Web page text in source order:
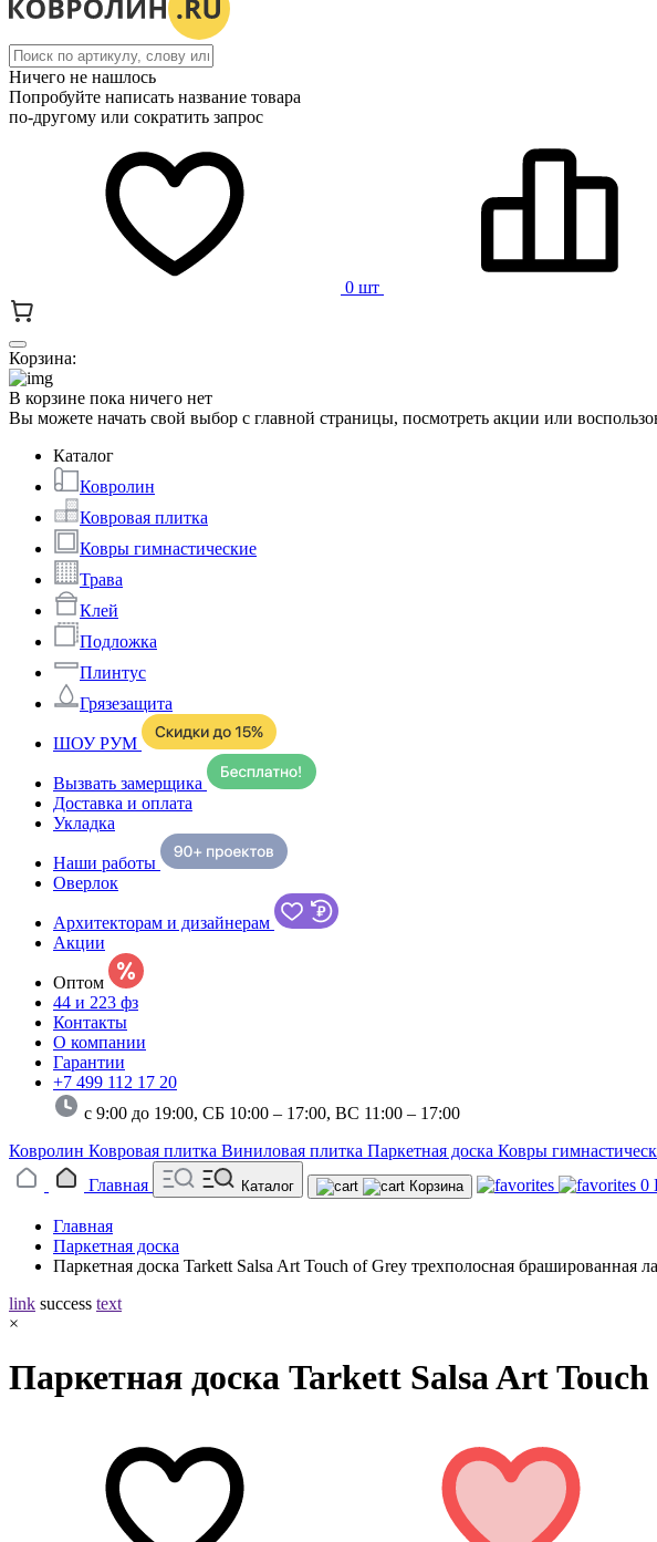
Ничего не нашлось
Попробуйте написать название товара
по-другому или сократить запрос
0 шт
Корзина:
В корзине пока ничего нет
Вы можете начать свой выбор с главной страницы, посмотреть акции или
Каталог
Ковролин
Ковровая плитка
Ковры гимнастические
Трава
Клей
Подложка
Плинтус
Грязезащита
ШОУ РУМ
Вызвать замерщика
Доставка и оплата
Укладка
Наши работы
Оверлок
Архитекторам и дизайнерам
Акции
Оптом
44 и 223 фз
Контакты
О компании
Гарантии
+7 499 112 17 20
с 9:00 до 19:00, СБ 10:00 – 17:00, ВС 11:00 – 17:00
Ковролин Ковровая плитка Виниловая плитка Паркетная доска Ковры
Главная
Каталог Корзина 0
Главная
Паркетная доска
Паркетная доска Tarkett Salsa Art Touch of Grey трехполосная брашированная
link success text
×
Паркетная доска Tarkett Salsa Art